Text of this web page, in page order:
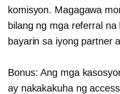
komisyon. Magagawa
bilang ng mga referral
bayarin sa iyong partner
Bonus: Ang mga
ay nakakakuha ng